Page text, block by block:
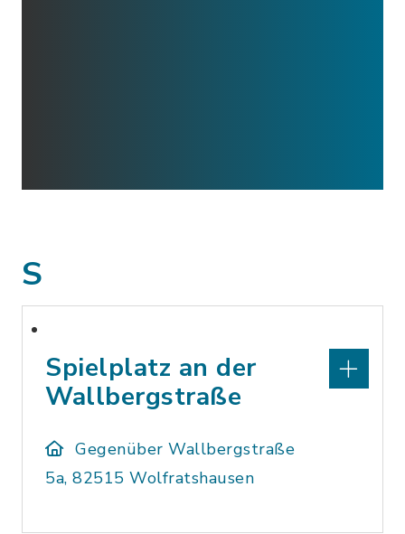
S
Spielplatz an der
Wallbergstraße
Gegenüber Wallbergstraße
5a, 82515 Wolfratshausen